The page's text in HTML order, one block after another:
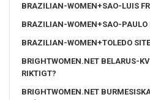
BRAZILIAN-WOMEN+SAO-LUIS
BRAZILIAN-WOMEN+SAO-PAULO
BRAZILIAN-WOMEN+TOLEDO SITE
BRIGHTWOMEN.NET BELARUS-
RIKTIGT?
BRIGHTWOMEN.NET